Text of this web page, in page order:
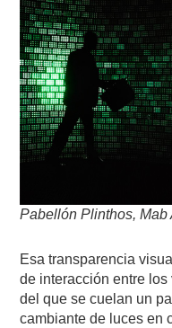
Pabellón Plinthos, Mab
Esa transparencia
de interacción entre
del que se cuelan un
cambiante de luces en